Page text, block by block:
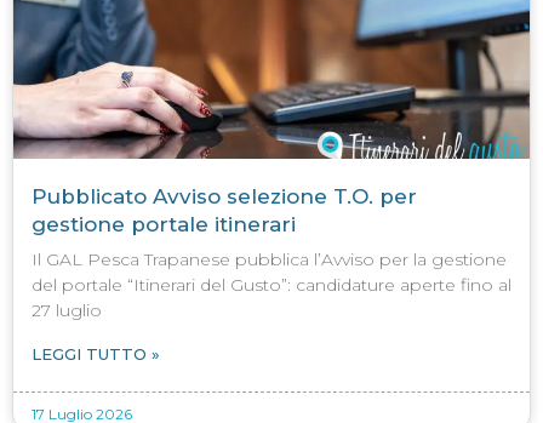
Pubblicato Avviso selezione T.O. per
gestione portale itinerari
Il GAL Pesca Trapanese pubblica l’Avviso per la gestione
del portale “Itinerari del Gusto”: candidature aperte fino al
27 luglio
LEGGI TUTTO »
17 Luglio 2026